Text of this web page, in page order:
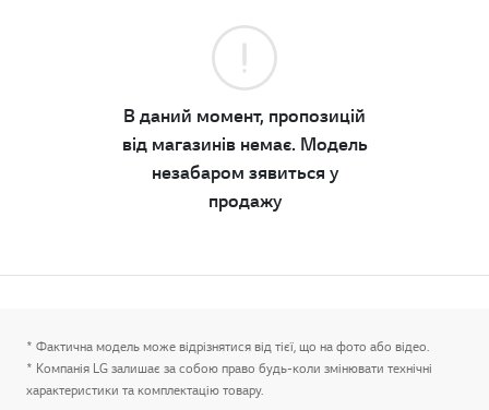
В даний момент, пропозицій
від магазинів немає. Модель
незабаром зявиться у
продажу
* Фактична модель може відрізнятися від тієї, що на фото або відео.
* Компанія LG залишає за собою право будь-коли змінювати технічні
характеристики та комплектацію товару.